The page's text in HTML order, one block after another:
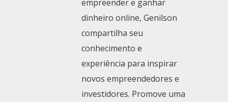
empreender e ganhar
dinheiro online, Genilson
compartilha seu
conhecimento e
experiência para inspirar
novos empreendedores e
investidores. Promove uma